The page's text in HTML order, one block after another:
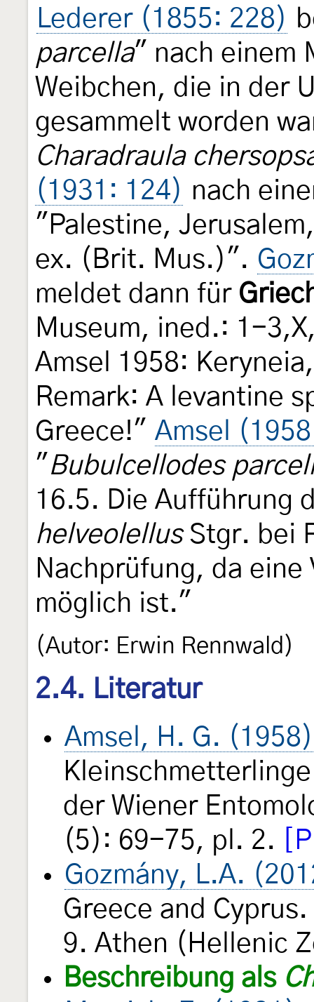
Lederer (1855: 228)
parcella" nach einem
Weibchen, die in der
gesammelt worden
Charadraula
(1931: 124) nach
"Palestine,
ex. (Brit. Mus.)".
meldet dann für
Museum, ined.: 1-
Amsel 1958:
Remark: A levantine
Greece!" Amsel
" Bubulcellodes
16.5. Die Aufführung
helveolellusStgr. bei
Nachprüfung, da
möglich ist."
(Autor: Erwin Rennwald)
2.4. Literatur
Amsel, H. G. (1958)
der Wiener
(5): 69-75, pl. 2.
Gozmány, L.A.
Greece and
9. Athen (Hellenic
Beschreibung als